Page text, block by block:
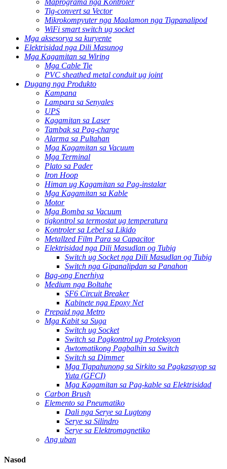
Maprograma nga Kontroler
Tig-convert sa Vector
Mikrokompyuter nga Maalamon nga Tigpanalipod
WiFi smart switch ug socket
Mga aksesorya sa kuryente
Elektrisidad nga Dili Masunog
Mga Kagamitan sa Wiring
Mga Cable Tie
PVC sheathed metal conduit ug joint
Dugang nga Produkto
Kampana
Lampara sa Senyales
UPS
Kagamitan sa Laser
Tambak sa Pag-charge
Alarma sa Pultahan
Mga Kagamitan sa Vacuum
Mga Terminal
Plato sa Pader
Iron Hoop
Himan ug Kagamitan sa Pag-instalar
Mga Kagamitan sa Kable
Motor
Mga Bomba sa Vacuum
tigkontrol sa termostat ug temperatura
Kontroler sa Lebel sa Likido
Metallzed Film Para sa Capacitor
Elektrisidad nga Dili Masudlan og Tubig
Switch ug Socket nga Dili Masudlan og Tubig
Switch nga Gipanalipdan sa Panahon
Bag-ong Enerhiya
Medium nga Boltahe
SF6 Circuit Breaker
Kabinete nga Epoxy Net
Prepaid nga Metro
Mga Kabit sa Suga
Switch ug Socket
Switch sa Pagkontrol ug Proteksyon
Awtomatikong Pagbalhin sa Switch
Switch sa Dimmer
Mga Tigpahunong sa Sirkito sa Pagkasayop sa
Yuta (GFCI)
Mga Kagamitan sa Pag-kable sa Elektrisidad
Carbon Brush
Elemento sa Pneumatiko
Dali nga Serye sa Lugtong
Serye sa Silindro
Serye sa Elektromagnetiko
Ang uban
Nasod